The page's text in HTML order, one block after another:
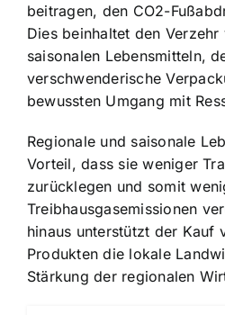
beitragen, den CO2-
Dies beinhaltet den
saisonalen Lebensmitteln,
verschwenderische
bewussten Umgang mit
Regionale und saisonale
Vorteil, dass sie weniger
zurücklegen und somit
Treibhausgasemissionen
hinaus unterstützt der Kauf
Produkten die lokale
Stärkung der regionalen